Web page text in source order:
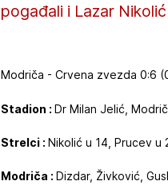
pogađali i Lazar
Modriča - Crvena zvezda 0:6
Stadion :Dr Milan Jelić,
Strelci :Nikolić u 14, Prucev u
Modriča :Dizdar, Živković,